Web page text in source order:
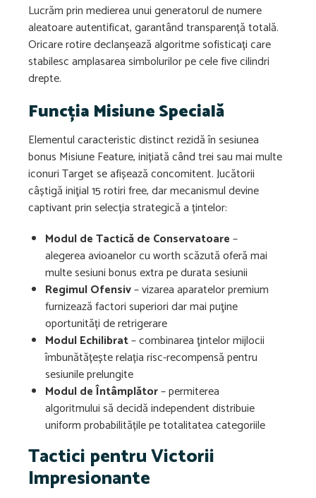
Lucrăm prin medierea unui generatorul de numere
aleatoare autentificat, garantând transparență totală.
Oricare rotire declanșează algoritme sofisticați care
stabilesc amplasarea simbolurilor pe cele five cilindri
drepte.
Funcția Misiune Specială
Elementul caracteristic distinct rezidă în sesiunea
bonus Misiune Feature, inițiată când trei sau mai multe
iconuri Target se afișează concomitent. Jucătorii
câștigă iniţial 15 rotiri free, dar mecanismul devine
captivant prin selecția strategică a țintelor:
Modul de Tactică de Conservatoare–
alegerea avioanelor cu worth scăzută oferă mai
multe sesiuni bonus extra pe durata sesiunii
Regimul Ofensiv– vizarea aparatelor premium
furnizează factori superiori dar mai puţine
oportunități de retrigerare
Modul Echilibrat– combinarea ţintelor mijlocii
îmbunătățește relația risc-recompensă pentru
sesiunile prelungite
Modul de Întâmplător– permiterea
algoritmului să decidă independent distribuie
uniform probabilitățile pe totalitatea categoriile
Tactici pentru Victorii
Impresionante